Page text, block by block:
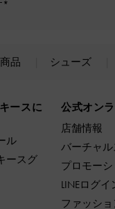
*
品 シューズ
ースに
ル
ースグ
公式オン
店舗情報
バーチャ
プロモー
LINEログ
ファッシ